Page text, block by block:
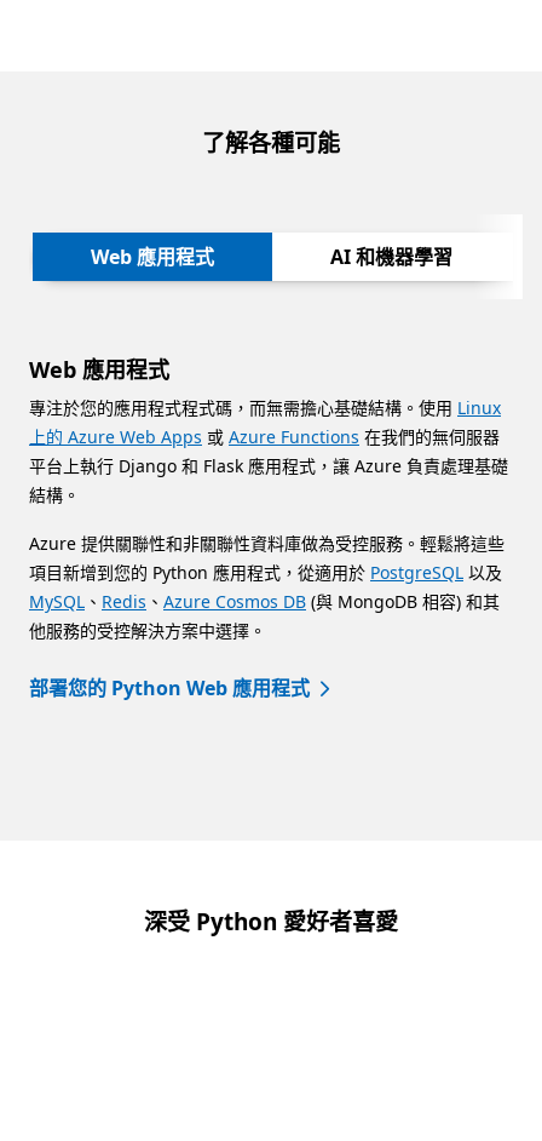
了解各種可能
Web 應用程式 AI 和機器學習
Web 應用程式
專注於您的應用程式程式碼，而無需擔心基礎結構。使用 Linux
上的 Azure Web Apps 或 Azure Functions 在我們的無伺服器
平台上執行 Django 和 Flask 應用程式，讓 Azure 負責處理基礎
結構。
Azure 提供關聯性和非關聯性資料庫做為受控服務。輕鬆將這些
項目新增到您的 Python 應用程式，從適用於 PostgreSQL 以及
MySQL 、 Redis 、 Azure Cosmos DB (與 MongoDB 相容) 和其
他服務的受控解決方案中選擇。
部署您的 Python Web 應用程式
深受 Python 愛好者喜愛